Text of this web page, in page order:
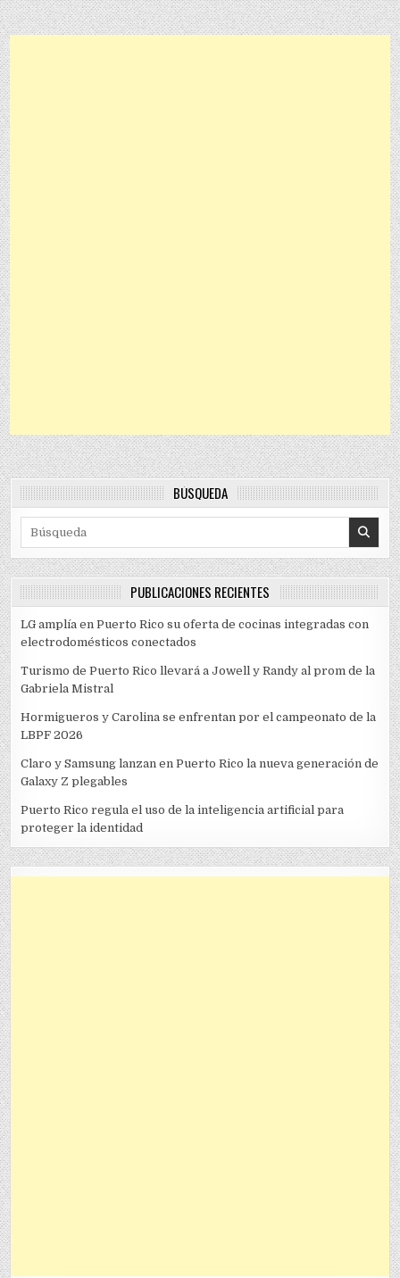
BÚSQUEDA
PUBLICACIONES RECIENTES
LG amplía en Puerto Rico su oferta de cocinas integradas con
electrodomésticos conectados
Turismo de Puerto Rico llevará a Jowell y Randy al prom de la
Gabriela Mistral
Hormigueros y Carolina se enfrentan por el campeonato de la
LBPF 2026
Claro y Samsung lanzan en Puerto Rico la nueva generación de
Galaxy Z plegables
Puerto Rico regula el uso de la inteligencia artificial para
proteger la identidad